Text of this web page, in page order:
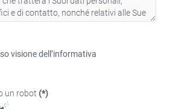
visione dell’informativa
un robot (*)